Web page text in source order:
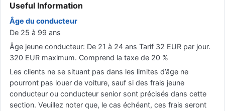
Useful Information
Âge du conducteur
De 25 à 99 ans
Âge jeune conducteur: De 21 à 24 ans Tarif 32 EUR par jour.
320 EUR maximum. Comprend la taxe de 20 %
Les clients ne se situant pas dans les limites d’âge ne
pourront pas louer de voiture, sauf si des frais jeune
conducteur ou conducteur senior sont précisés dans cette
section. Veuillez noter que, le cas échéant, ces frais seront